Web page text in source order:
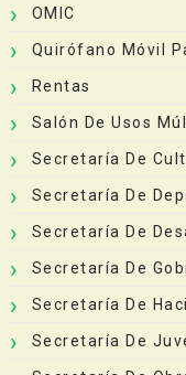
OMIC
Quirófano Móvil
Rentas
Salón De Usos
Secretaría De
Secretaría De
Secretaría De
Secretaría De
Secretaría De
Secretaría De